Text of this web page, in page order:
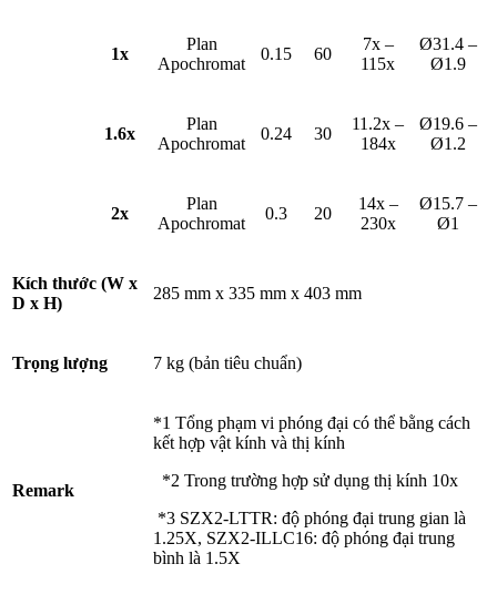
1x
Plan
Apochromat
0.15 60
7x –
115x
Ø31.4 –
Ø1.9
1.6x
Plan
Apochromat
0.24 30
11.2x –
184x
Ø19.6 –
Ø1.2
2x
Plan
Apochromat
0.3 20
14x –
230x
Ø15.7 –
Ø1
Kích thước (W x
D x H)
285 mm x 335 mm x 403 mm
Trọng lượng 7 kg (bản tiêu chuẩn)
Remark
*1 Tổng phạm vi phóng đại có thể bằng cách
kết hợp vật kính và thị kính
*2 Trong trường hợp sử dụng thị kính 10x
*3 SZX2-LTTR: độ phóng đại trung gian là
1.25X, SZX2-ILLC16: độ phóng đại trung
bình là 1.5X